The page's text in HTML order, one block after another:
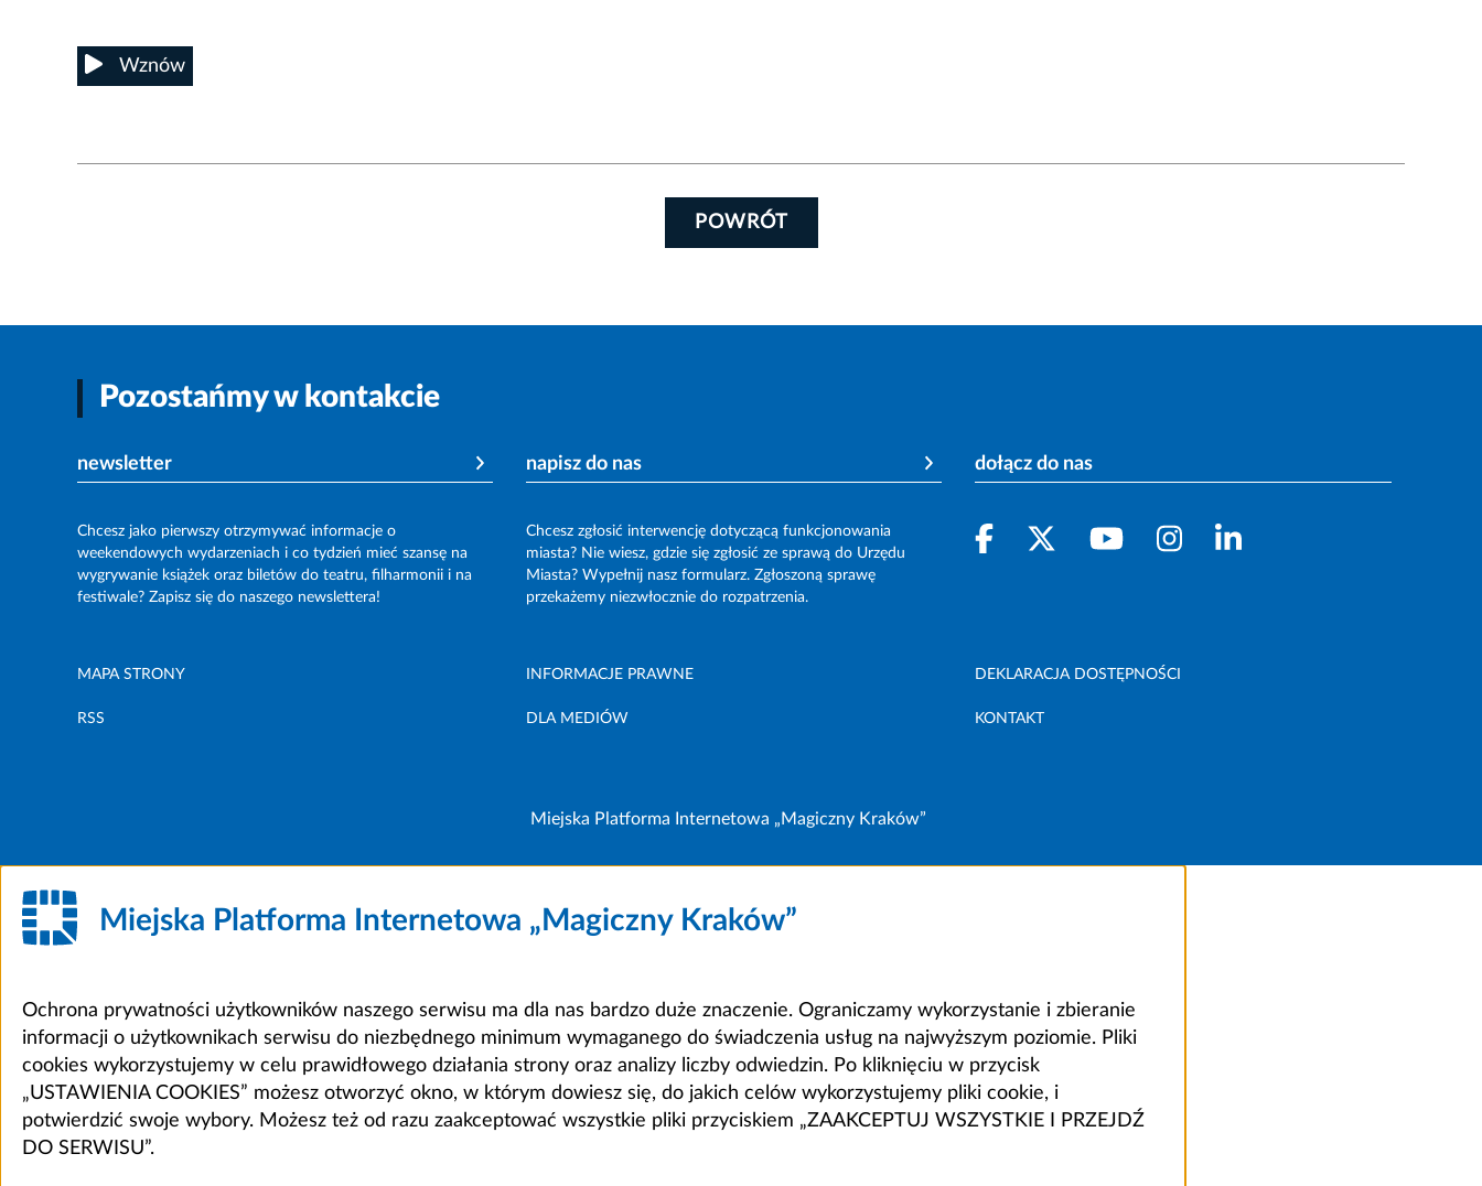
Wznów
POWRÓT
Pozostańmy w kontakcie
newsletter
Chcesz jako pierwszy otrzymywać informacje o
weekendowych wydarzeniach i co tydzień mieć szansę na
wygrywanie książek oraz biletów do teatru, filharmonii i na
festiwale? Zapisz się do naszego newslettera!
napisz do nas
Chcesz zgłosić interwencję dotyczącą funkcjonowania
miasta? Nie wiesz, gdzie się zgłosić ze sprawą do Urzędu
Miasta? Wypełnij nasz formularz. Zgłoszoną sprawę
przekażemy niezwłocznie do rozpatrzenia.
dołącz do nas
MAPA STRONY INFORMACJE PRAWNE DEKLARACJA DOSTĘPNOŚCI
RSS DLA MEDIÓW KONTAKT
Miejska Platforma Internetowa „Magiczny Kraków”
Miejska Platforma Internetowa „Magiczny Kraków”
Ochrona prywatności użytkowników naszego serwisu ma dla nas bardzo duże znaczenie. Ograniczamy wykorzystanie i zbieranie
informacji o użytkownikach serwisu do niezbędnego minimum wymaganego do świadczenia usług na najwyższym poziomie. Pliki
cookies wykorzystujemy w celu prawidłowego działania strony oraz analizy liczby odwiedzin. Po kliknięciu w przycisk
„USTAWIENIA COOKIES” możesz otworzyć okno, w którym dowiesz się, do jakich celów wykorzystujemy pliki cookie, i
potwierdzić swoje wybory. Możesz też od razu zaakceptować wszystkie pliki przyciskiem „ZAAKCEPTUJ WSZYSTKIE I PRZEJDŹ
DO SERWISU”.